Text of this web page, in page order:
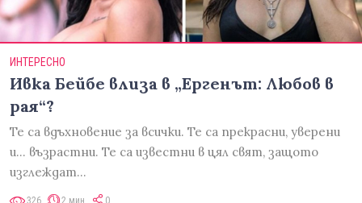
ИНТЕРЕСНО
Ивка Бейбе влиза в „Ергенът: Любов в
рая“?
Те са вдъхновение за всички. Те са прекрасни, уверени
и... възрастни. Те са известни в цял свят, защото
изглеждат…
326 2 мин 0